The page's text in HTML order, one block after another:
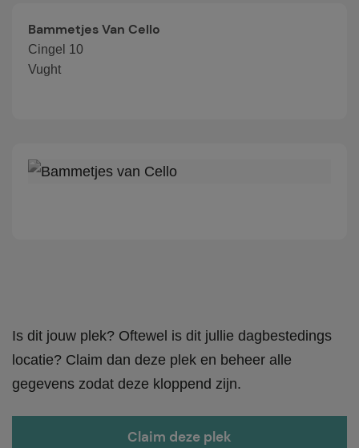
Bammetjes Van Cello
Cingel 10
Vught
Is dit jouw plek? Oftewel is dit jullie dagbestedings
locatie? Claim dan deze plek en beheer alle
gegevens zodat deze kloppend zijn.
Claim deze plek